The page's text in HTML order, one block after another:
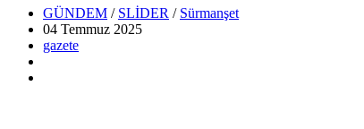
GÜNDEM / SLİDER / Sürmanşet
04 Temmuz 2025
gazete